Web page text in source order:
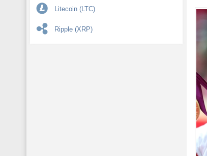
Litecoin (LTC)
Ripple (XRP)